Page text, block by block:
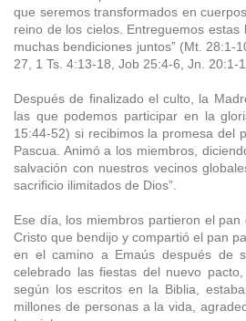
que seremos transformados en
reino de los cielos. Entreguemos
muchas bendiciones juntos” (Mt.
27, 1 Ts. 4:13-18, Job 25:4-6, Jn. 20:1-
Después de finalizado el culto, la
las que podemos participar en la
15:44-52) si recibimos la promesa del
Pascua. Animó a los miembros,
salvación con nuestros vecinos
sacrificio ilimitados de Dios”.
Ese día, los miembros partieron el
Cristo que bendijo y compartió el pan
en el camino a Emaús después de
celebrado las fiestas del nuevo
según los escritos en la Biblia,
millones de personas a la vida,